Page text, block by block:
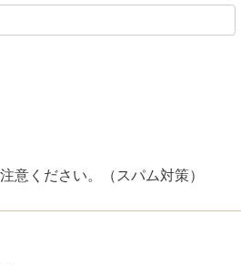
意ください。（スパム対策）